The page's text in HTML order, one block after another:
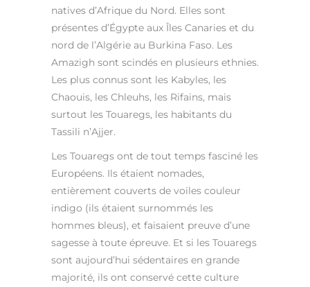
natives d’Afrique du Nord. Elles sont
présentes d’Égypte aux Îles Canaries et du
nord de l’Algérie au Burkina Faso. Les
Amazigh sont scindés en plusieurs ethnies.
Les plus connus sont les Kabyles, les
Chaouis, les Chleuhs, les Rifains, mais
surtout les Touaregs, les habitants du
Tassili n’Ajjer.
Les Touaregs ont de tout temps fasciné les
Européens. Ils étaient nomades,
entièrement couverts de voiles couleur
indigo (ils étaient surnommés les
hommes bleus), et faisaient preuve d’une
sagesse à toute épreuve. Et si les Touaregs
sont aujourd’hui sédentaires en grande
majorité, ils ont conservé cette culture